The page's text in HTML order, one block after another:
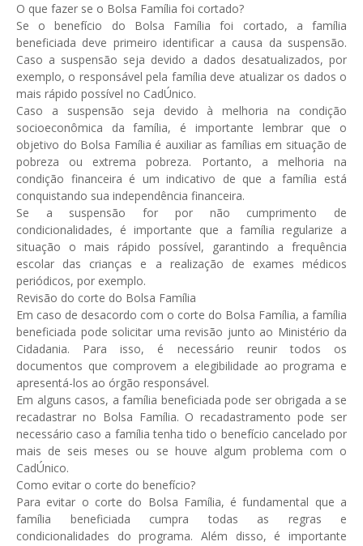
O que fazer se o Bolsa Família foi cortado?
Se o benefício do Bolsa Família foi cortado, a família
beneficiada deve primeiro identificar a causa da suspensão.
Caso a suspensão seja devido a dados desatualizados, por
exemplo, o responsável pela família deve atualizar os dados o
mais rápido possível no CadÚnico.
Caso a suspensão seja devido à melhoria na condição
socioeconômica da família, é importante lembrar que o
objetivo do Bolsa Família é auxiliar as famílias em situação de
pobreza ou extrema pobreza. Portanto, a melhoria na
condição financeira é um indicativo de que a família está
conquistando sua independência financeira.
Se a suspensão for por não cumprimento de
condicionalidades, é importante que a família regularize a
situação o mais rápido possível, garantindo a frequência
escolar das crianças e a realização de exames médicos
periódicos, por exemplo.
Revisão do corte do Bolsa Família
Em caso de desacordo com o corte do Bolsa Família, a família
beneficiada pode solicitar uma revisão junto ao Ministério da
Cidadania. Para isso, é necessário reunir todos os
documentos que comprovem a elegibilidade ao programa e
apresentá-los ao órgão responsável.
Em alguns casos, a família beneficiada pode ser obrigada a se
recadastrar no Bolsa Família. O recadastramento pode ser
necessário caso a família tenha tido o benefício cancelado por
mais de seis meses ou se houve algum problema com o
CadÚnico.
Como evitar o corte do benefício?
Para evitar o corte do Bolsa Família, é fundamental que a
família beneficiada cumpra todas as regras e
condicionalidades do programa. Além disso, é importante